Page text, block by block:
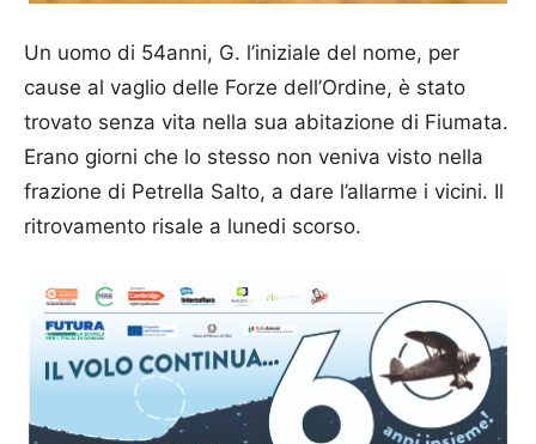
Un uomo di 54anni, G. l’iniziale del nome, per
cause al vaglio delle Forze dell’Ordine, è stato
trovato senza vita nella sua abitazione di Fiumata.
Erano giorni che lo stesso non veniva visto nella
frazione di Petrella Salto, a dare l’allarme i vicini. Il
ritrovamento risale a lunedi scorso.